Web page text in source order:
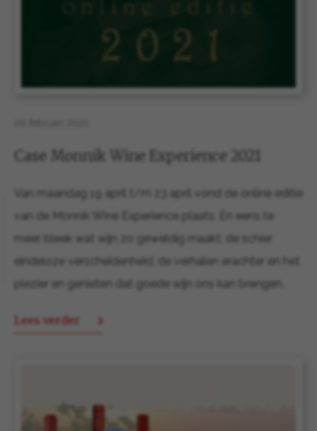
Case Monnik Wine Experience 2021
Van maandag 19 april t/m 23 april vond de online editie
van de Monnik Wine Experience plaats. En eens te
meer bleek wat wijn zo geweldig maakt: de schier
eindeloze verscheidenheid, de verhalen erachter en het
plezier en genieten dat goede wijn ons kan brengen.
Lees verder